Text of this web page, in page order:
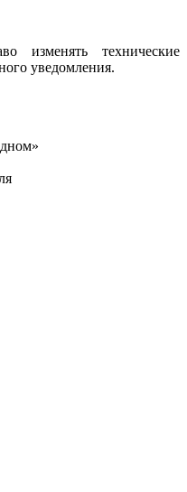
изменять технические
уведомления.